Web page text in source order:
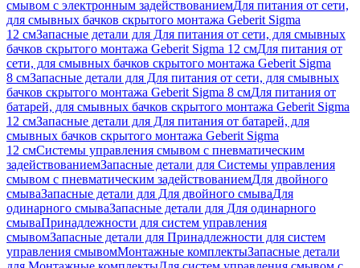
смывом с электронным задействованиемДля питания от сети,
для смывных бачков скрытого монтажа Geberit Sigma
12 смЗапасные детали для Для питания от сети, для смывных
бачков скрытого монтажа Geberit Sigma 12 смДля питания от
сети, для смывных бачков скрытого монтажа Geberit Sigma
8 смЗапасные детали для Для питания от сети, для смывных
бачков скрытого монтажа Geberit Sigma 8 смДля питания от
батарей, для смывных бачков скрытого монтажа Geberit Sigma
12 смЗапасные детали для Для питания от батарей, для
смывных бачков скрытого монтажа Geberit Sigma
12 смСистемы управления смывом с пневматическим
задействованиемЗапасные детали для Системы управления
смывом с пневматическим задействованиемДля двойного
смываЗапасные детали для Для двойного смываДля
одинарного смываЗапасные детали для Для одинарного
смываПринадлежности для систем управления
смывомЗапасные детали для Принадлежности для систем
управления смывомМонтажные комплектыЗапасные детали